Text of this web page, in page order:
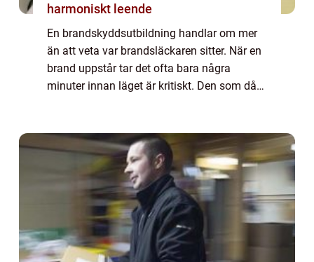
harmoniskt leende
En brandskyddsutbildning handlar om mer
än att veta var brandsläckaren sitter. När en
brand uppstår tar det ofta bara några
minuter innan läget är kritiskt. Den som då